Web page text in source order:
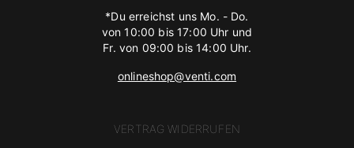
*Du erreichst uns Mo. - Do.
von 10:00 bis 17:00 Uhr und
Fr. von 09:00 bis 14:00 Uhr.
onlineshop@venti.com
VERTRAG WIDERRUFEN